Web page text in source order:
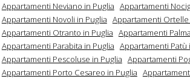
Appartamenti Neviano in Puglia Appartamenti
Appartamenti Novoli in Puglia Appartamenti Ortelle
Appartamenti Otranto in Puglia Appartamenti
Appartamenti Parabita in Puglia Appartamenti Patù
Appartamenti Pescoluse in Puglia Appartamenti
Appartamenti Porto Cesareo in Puglia